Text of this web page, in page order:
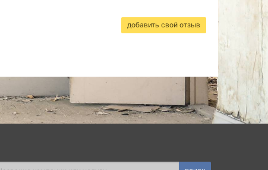
добавить свой отзыв